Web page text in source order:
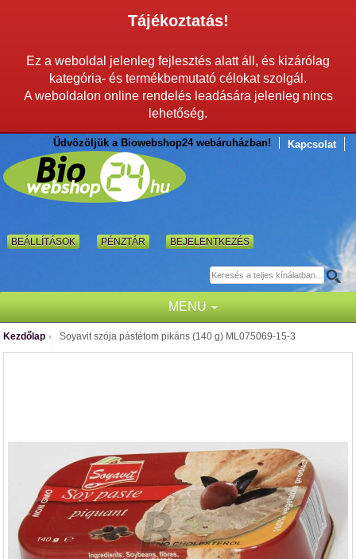
Tájékoztatás!
Ez a weboldal jelenleg fejlesztés alatt áll, és kizárólag
kategória- és termékbemutató célokat szolgál.
A weboldalon online rendelés leadására jelenleg nincs
lehetőség.
Üdvözöljük a Biowebshop24 webáruházban! Kapcsolat
BEÁLLÍTÁSOK PÉNZTÁR BEJELENTKEZÉS
MENU
Kezdőlap Soyavit szója pástétom pikáns (140 g) ML075069-15-3